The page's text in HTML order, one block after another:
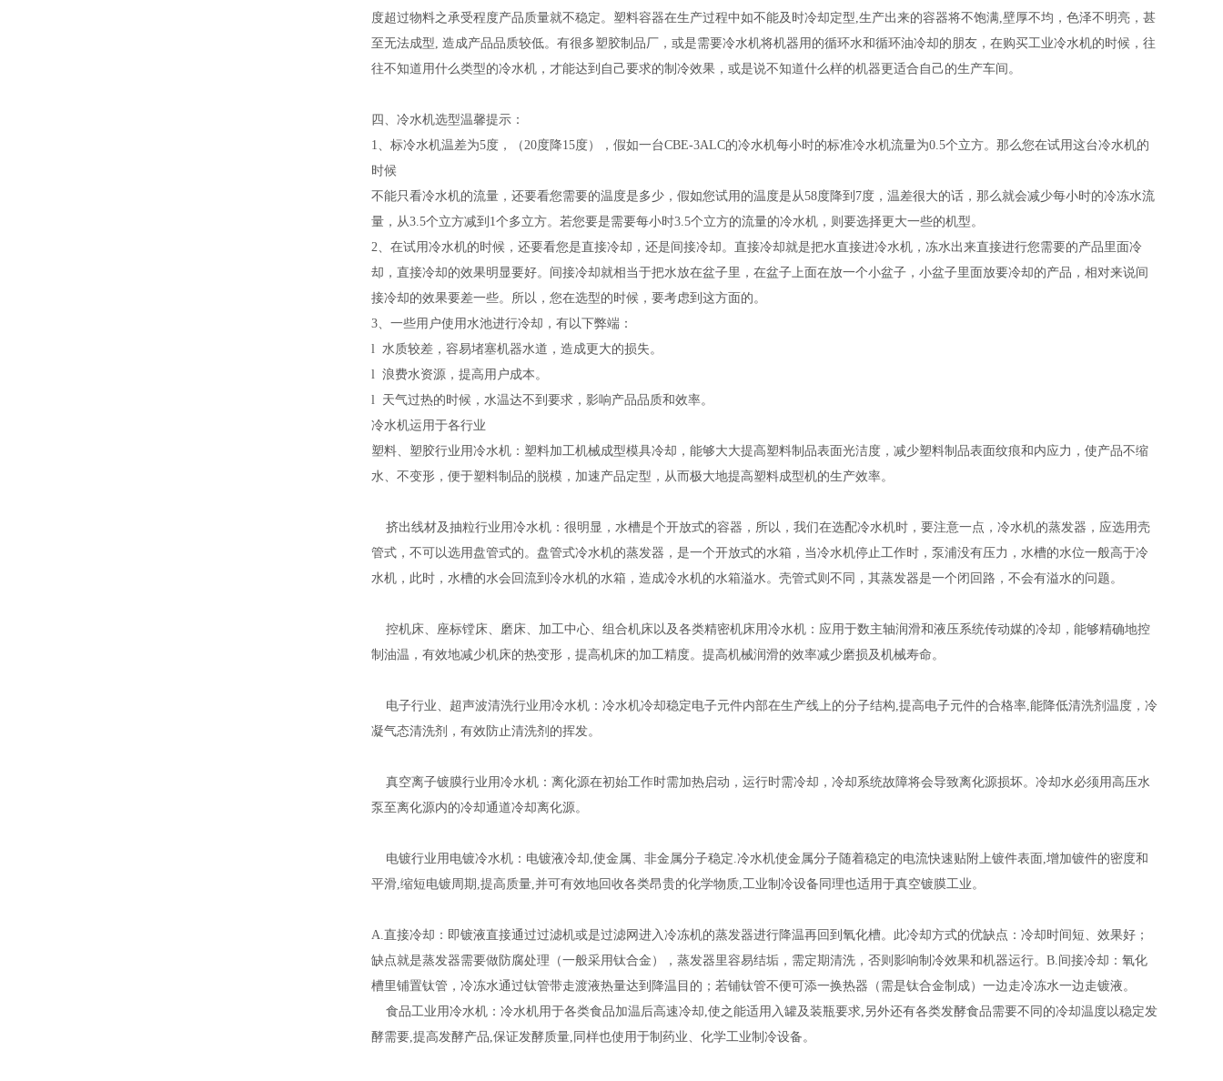
度超过物料之承受程度产品质量就不稳定。塑料容器在生产过程中如不能及时冷却定型,生产出来的容器将不饱满,壁厚不均，色泽不明亮，甚
至无法成型, 造成产品品质较低。有很多塑胶制品厂，或是需要冷水机将机器用的循环水和循环油冷却的朋友，在购买工业冷水机的时候，往
往不知道用什么类型的冷水机，才能达到自己要求的制冷效果，或是说不知道什么样的机器更适合自己的生产车间。
四、冷水机选型温馨提示：
1、标冷水机温差为5度，（20度降15度），假如一台CBE-3ALC的冷水机每小时的标准冷水机流量为0.5个立方。那么您在试用这台冷水机的
时候
不能只看冷水机的流量，还要看您需要的温度是多少，假如您试用的温度是从58度降到7度，温差很大的话，那么就会减少每小时的冷冻水流
量，从3.5个立方减到1个多立方。若您要是需要每小时3.5个立方的流量的冷水机，则要选择更大一些的机型。
2、在试用冷水机的时候，还要看您是直接冷却，还是间接冷却。直接冷却就是把水直接进冷水机，冻水出来直接进行您需要的产品里面冷
却，直接冷却的效果明显要好。间接冷却就相当于把水放在盆子里，在盆子上面在放一个小盆子，小盆子里面放要冷却的产品，相对来说间
接冷却的效果要差一些。所以，您在选型的时候，要考虑到这方面的。
3、一些用户使用水池进行冷却，有以下弊端：
l 水质较差，容易堵塞机器水道，造成更大的损失。
l 浪费水资源，提高用户成本。
l 天气过热的时候，水温达不到要求，影响产品品质和效率。
冷水机运用于各行业
塑料、塑胶行业用冷水机：塑料加工机械成型模具冷却，能够大大提高塑料制品表面光洁度，减少塑料制品表面纹痕和内应力，使产品不缩
水、不变形，便于塑料制品的脱模，加速产品定型，从而极大地提高塑料成型机的生产效率。
挤出线材及抽粒行业用冷水机：很明显，水槽是个开放式的容器，所以，我们在选配冷水机时，要注意一点，冷水机的蒸发器，应选用壳
管式，不可以选用盘管式的。盘管式冷水机的蒸发器，是一个开放式的水箱，当冷水机停止工作时，泵浦没有压力，水槽的水位一般高于冷
水机，此时，水槽的水会回流到冷水机的水箱，造成冷水机的水箱溢水。壳管式则不同，其蒸发器是一个闭回路，不会有溢水的问题。
控机床、座标镗床、磨床、加工中心、组合机床以及各类精密机床用冷水机：应用于数主轴润滑和液压系统传动媒的冷却，能够精确地控
制油温，有效地减少机床的热变形，提高机床的加工精度。提高机械润滑的效率减少磨损及机械寿命。
电子行业、超声波清洗行业用冷水机：冷水机冷却稳定电子元件内部在生产线上的分子结构,提高电子元件的合格率,能降低清洗剂温度，冷
凝气态清洗剂，有效防止清洗剂的挥发。
真空离子镀膜行业用冷水机：离化源在初始工作时需加热启动，运行时需冷却，冷却系统故障将会导致离化源损坏。冷却水必须用高压水
泵至离化源内的冷却通道冷却离化源。
电镀行业用电镀冷水机：电镀液冷却,使金属、非金属分子稳定.冷水机使金属分子随着稳定的电流快速贴附上镀件表面,增加镀件的密度和
平滑,缩短电镀周期,提高质量,并可有效地回收各类昂贵的化学物质,工业制冷设备同理也适用于真空镀膜工业。
A.直接冷却：即镀液直接通过过滤机或是过滤网进入冷冻机的蒸发器进行降温再回到氧化槽。此冷却方式的优缺点：冷却时间短、效果好；
缺点就是蒸发器需要做防腐处理（一般采用钛合金），蒸发器里容易结垢，需定期清洗，否则影响制冷效果和机器运行。B.间接冷却：氧化
槽里铺置钛管，冷冻水通过钛管带走渡液热量达到降温目的；若铺钛管不便可添一换热器（需是钛合金制成）一边走冷冻水一边走镀液。
食品工业用冷水机：冷水机用于各类食品加温后高速冷却,使之能适用入罐及装瓶要求,另外还有各类发酵食品需要不同的冷却温度以稳定发
酵需要,提高发酵产品,保证发酵质量,同样也使用于制药业、化学工业制冷设备。